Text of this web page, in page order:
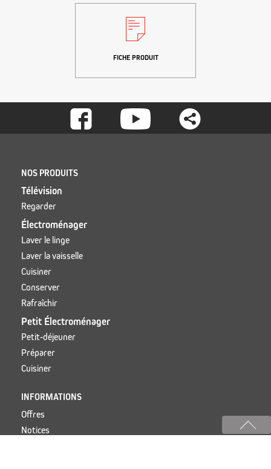
FICHE PRODUIT
-
NOS PRODUITS
Télévision
Regarder
Électroménager
Laver le linge
Laver la vaisselle
Cuisiner
Conserver
Rafraîchir
Petit Électroménager
Petit-déjeuner
Préparer
Cuisiner
INFORMATIONS
Offres
Notices